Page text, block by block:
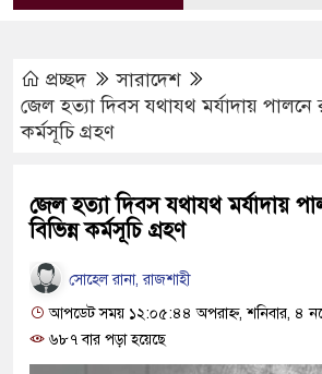
প্রচ্ছদ
সারাদেশ
জেল হত্যা দিবস যথাযথ মর্যাদায় পালনে
কর্মসূচি গ্রহণ
জেল হত্যা দিবস যথাযথ মর্যাদায়
বিভিন্ন কর্মসূচি গ্রহণ
সোহেল রানা, রাজশাহী
আপডেট সময় ১২:০৫:৪৪ অপরাহ্ন, শনিবার, ৪
৬৮৭ বার পড়া হয়েছে